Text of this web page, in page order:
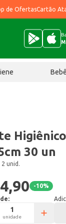
de OfertasCartão
30 un
unid.
-10%
unidade